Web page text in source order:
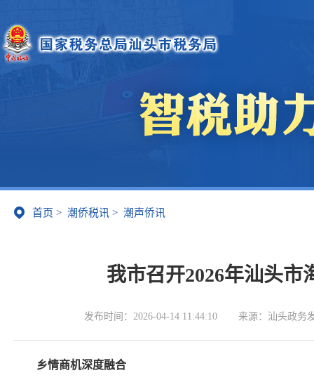
首页 > 潮侨税讯 > 潮声侨讯
我市召开2026年汕头
发布时间： 2026-04-14 11:44:10 来源： 汕头政务
乡情商机深度融合